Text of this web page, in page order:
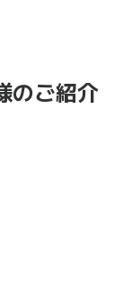
のご紹介